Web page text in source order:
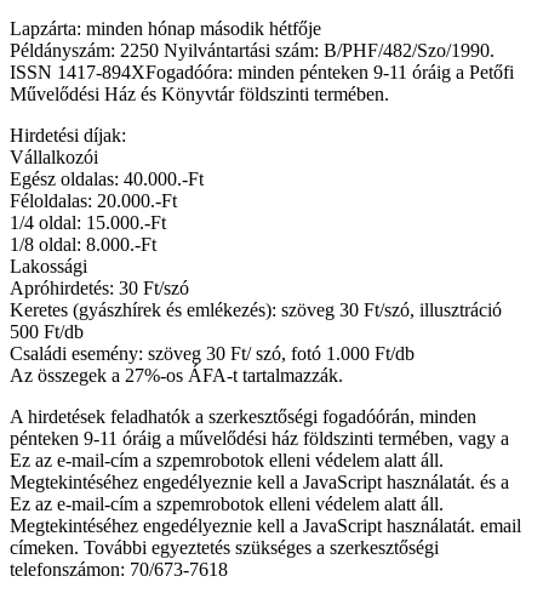
Lapzárta: minden hónap második hétfője
Példányszám: 2250 Nyilvántartási szám: B/PHF/482/Szo/1990.
ISSN 1417-894XFogadóóra: minden pénteken 9-11 óráig a Petőfi
Művelődési Ház és Könyvtár földszinti termében.
Hirdetési díjak:
Vállalkozói
Egész oldalas: 40.000.-Ft
Féloldalas: 20.000.-Ft
1/4 oldal: 15.000.-Ft
1/8 oldal: 8.000.-Ft
Lakossági
Apróhirdetés: 30 Ft/szó
Keretes (gyászhírek és emlékezés): szöveg 30 Ft/szó, illusztráció
500 Ft/db
Családi esemény: szöveg 30 Ft/ szó, fotó 1.000 Ft/db
Az összegek a 27%-os ÁFA-t tartalmazzák.
A hirdetések feladhatók a szerkesztőségi fogadóórán, minden
pénteken 9-11 óráig a művelődési ház földszinti termében, vagy a
Ez az e-mail-cím a szpemrobotok elleni védelem alatt áll.
Megtekintéséhez engedélyeznie kell a JavaScript használatát. és a
Ez az e-mail-cím a szpemrobotok elleni védelem alatt áll.
Megtekintéséhez engedélyeznie kell a JavaScript használatát. email
címeken. További egyeztetés szükséges a szerkesztőségi
telefonszámon: 70/673-7618